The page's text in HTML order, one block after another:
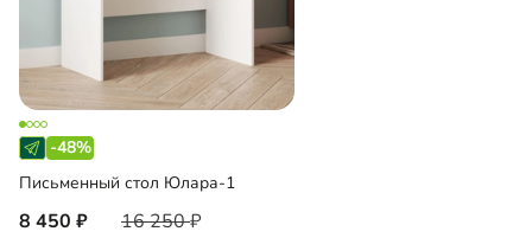
-48%
Письменный стол Юлара-1
8 450 16 250